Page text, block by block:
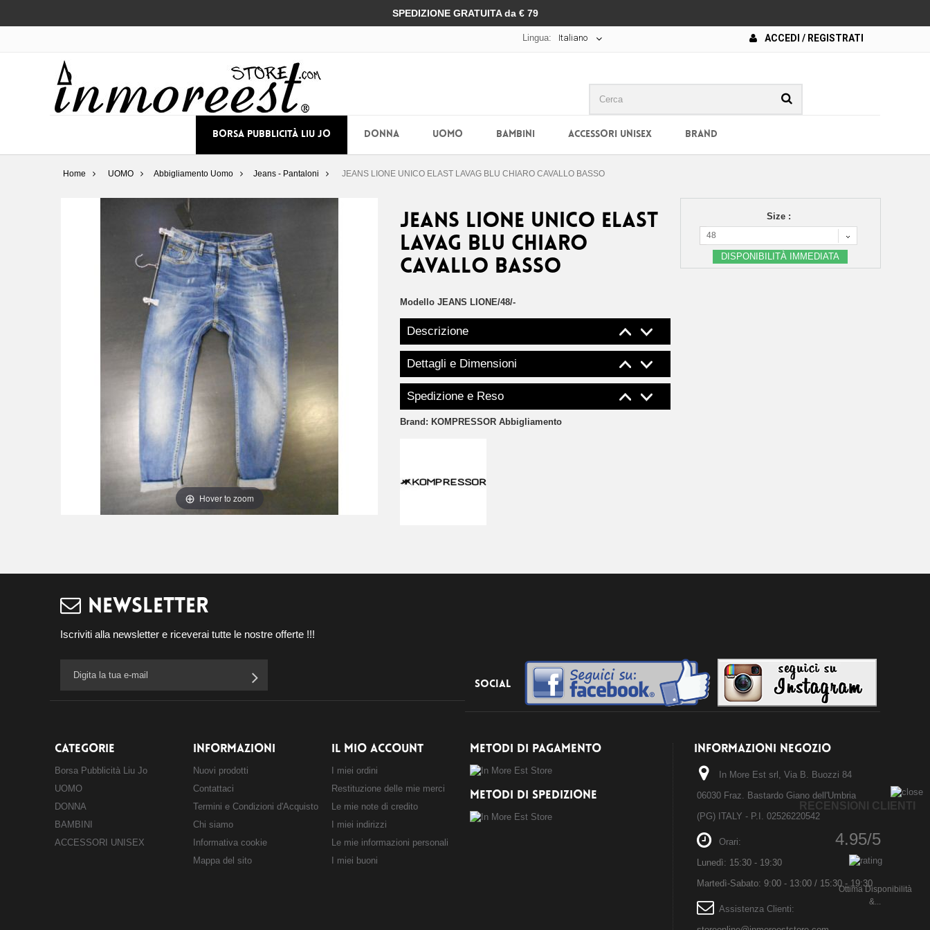
SPEDIZIONE GRATUITA da € 79
ACCEDI / REGISTRATI
Lingua: Italiano
BORSA PUBBLICITÀ LIU JO DONNA UOMO BAMBINI ACCESSORI UNISEX BRAND
Home UOMO Abbigliamento Uomo Jeans - Pantaloni JEANS LIONE UNICO ELAST LAVAG BLU CHIARO CAVALLO BASSO
Hover to zoom
JEANS LIONE UNICO ELAST
LAVAG BLU CHIARO
CAVALLO BASSO
Modello JEANS LIONE/48/-
Descrizione
Dettagli e Dimensioni
Spedizione e Reso
Brand: KOMPRESSOR Abbigliamento
Size :
48
DISPONIBILITÀ IMMEDIATA
NEWSLETTER
Iscriviti alla newsletter e riceverai tutte le nostre offerte !!!
Social
CATEGORIE
Borsa Pubblicità Liu Jo
UOMO
DONNA
BAMBINI
ACCESSORI UNISEX
INFORMAZIONI
Nuovi prodotti
Contattaci
Termini e Condizioni d'Acquisto
Chi siamo
Informativa cookie
Mappa del sito
IL MIO ACCOUNT
I miei ordini
Restituzione delle mie merci
Le mie note di credito
I miei indirizzi
Le mie informazioni personali
I miei buoni
METODI DI PAGAMENTO
METODI DI SPEDIZIONE
INFORMAZIONI NEGOZIO
In More Est srl, Via B. Buozzi 84
06030 Fraz. Bastardo Giano dell'Umbria
(PG) ITALY - P.I. 02526220542
Orari:
Lunedì: 15:30 - 19:30
Martedì-Sabato: 9:00 - 13:00 / 15:30 - 19:30
Assistenza Clienti:
RECENSIONI CLIENTI
4.95/5
Ottima Disponibilità
&...